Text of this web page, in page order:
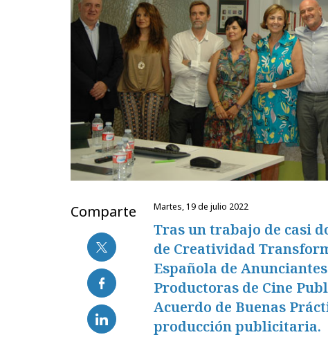
Comparte martes, 19 de julio 2022
Tras un trabajo de casi
de Creatividad
Española de
Productoras de Cine
Acuerdo de Buenas
producción publicitaria.